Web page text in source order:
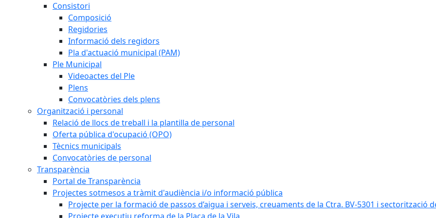
Consistori
Composició
Regidories
Informació dels regidors
Pla d'actuació municipal (PAM)
Ple Municipal
Videoactes del Ple
Plens
Convocatòries dels plens
Organització i personal
Relació de llocs de treball i la plantilla de personal
Oferta pública d'ocupació (OPO)
Tècnics municipals
Convocatòries de personal
Transparència
Portal de Transparència
Projectes sotmesos a tràmit d'audiència i/o informació pública
Projecte per la formació de passos d’aigua i serveis, creuaments de la Ctra. BV-5301 i sectorització